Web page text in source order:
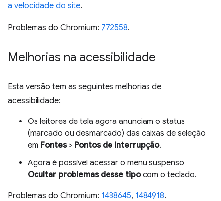
a velocidade do site.
Problemas do Chromium: 772558.
Melhorias na acessibilidade
Esta versão tem as seguintes melhorias de
acessibilidade:
Os leitores de tela agora anunciam o status
(marcado ou desmarcado) das caixas de seleção
em Fontes> Pontos de interrupção.
Agora é possível acessar o menu suspenso
Ocultar problemas desse tipocom o teclado.
Problemas do Chromium: 1488645, 1484918.